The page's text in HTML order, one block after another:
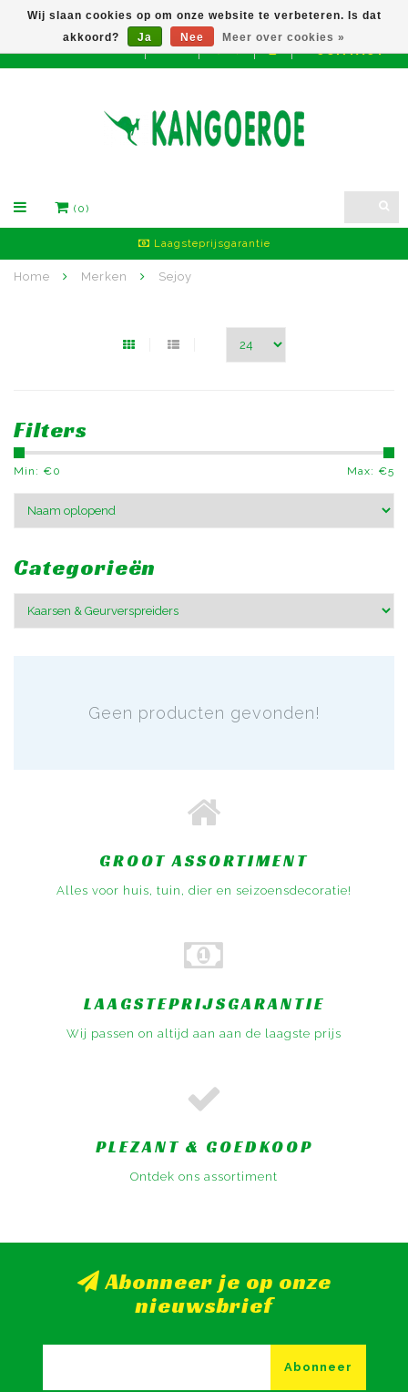
EUR CONTACT
(0)
Laagsteprijsgarantie
Home Merken Sejoy
Filters
Min: €0 Max: €5
Categorieën
Geen producten gevonden!
Wij slaan cookies op om onze website te verbeteren. Is dat
akkoord?
Ja Nee Meer over cookies »
GROOT ASSORTIMENT
Alles voor huis, tuin, dier en seizoensdecoratie!
LAAGSTEPRIJSGARANTIE
Wij passen on altijd aan aan de laagste prijs
PLEZANT & GOEDKOOP
Ontdek ons assortiment
Abonneer je op onze
nieuwsbrief
Abonneer